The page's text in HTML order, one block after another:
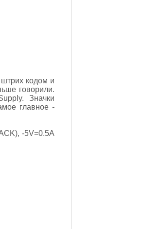
кодом и
говорили.
Значки
главное -
-5V=0.5A